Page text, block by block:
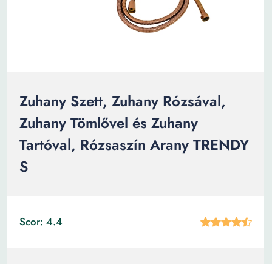
Zuhany Szett, Zuhany Rózsával,
Zuhany Tömlővel és Zuhany
Tartóval, Rózsaszín Arany TRENDY
S
Scor: 4.4